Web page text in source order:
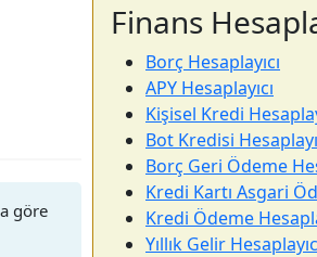
göre
Finans
Borç Hesaplayıcı
APY Hesaplayıcı
Kişisel Kredi
Bot Kredisi
Borç Geri Ödeme
Kredi Kartı Asgari
Kredi Ödeme
Yıllık Gelir